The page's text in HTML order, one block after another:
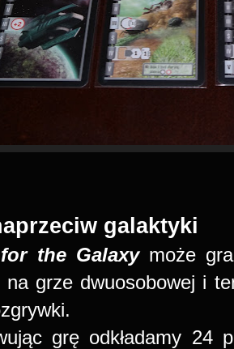
galaktyki
the Galaxymoże
na grze dwuosobowej i
grę odkładamy 24